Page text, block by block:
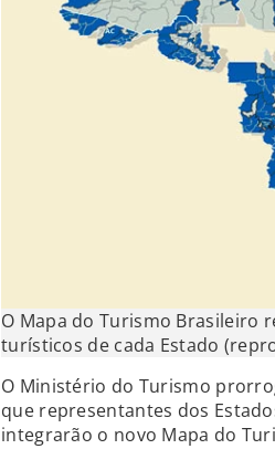
O Mapa do Turismo Brasileiro
turísticos de cada Estado
O Ministério do Turismo
que representantes dos
integrarão o novo Mapa do